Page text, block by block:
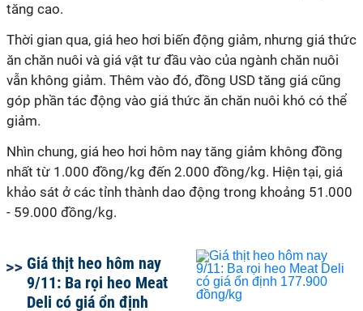
tăng cao.
Thời gian qua, giá heo hơi biến động giảm, nhưng giá thức
ăn chăn nuôi và giá vật tư đầu vào của ngành chăn nuôi
vẫn không giảm. Thêm vào đó, đồng USD tăng giá cũng
góp phần tác động vào giá thức ăn chăn nuôi khó có thể
giảm.
Nhìn chung, giá heo hơi hôm nay tăng giảm không đồng
nhất từ 1.000 đồng/kg đến 2.000 đồng/kg. Hiện tại, giá
khảo sát ở các tỉnh thành dao động trong khoảng 51.000
- 59.000 đồng/kg.
Giá thịt heo hôm nay
9/11: Ba rọi heo Meat
Deli có giá ổn định